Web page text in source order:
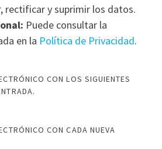
rectificar y suprimir los datos.
Puede consultar la
en la Política de Privacidad.
CON LOS SIGUIENTES
CON CADA NUEVA